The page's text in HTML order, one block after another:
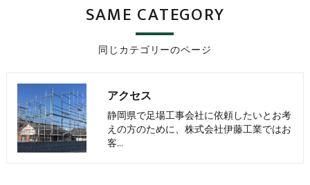
同じカテゴリーのページ
SAME CATEGORY
アクセス
静岡県で足場工事会社に依頼したいとお考
えの方のために、株式会社伊藤工業ではお
客…